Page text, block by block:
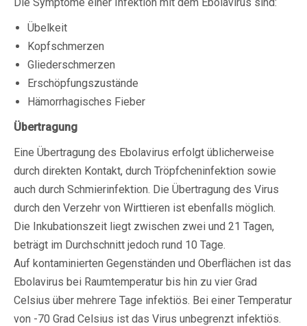
Übelkeit
Kopfschmerzen
Gliederschmerzen
Erschöpfungszustände
Hämorrhagisches Fieber
Übertragung
Eine Übertragung des Ebolavirus erfolgt üblicherweise
durch direkten Kontakt, durch Tröpfcheninfektion sowie
auch durch Schmierinfektion. Die Übertragung des Virus
durch den Verzehr von Wirttieren ist ebenfalls möglich.
Die Inkubationszeit liegt zwischen zwei und 21 Tagen,
beträgt im Durchschnitt jedoch rund 10 Tage.
Auf kontaminierten Gegenständen und Oberflächen ist das
Ebolavirus bei Raumtemperatur bis hin zu vier Grad
Celsius über mehrere Tage infektiös. Bei einer Temperatur
von -70 Grad Celsius ist das Virus unbegrenzt infektiös.